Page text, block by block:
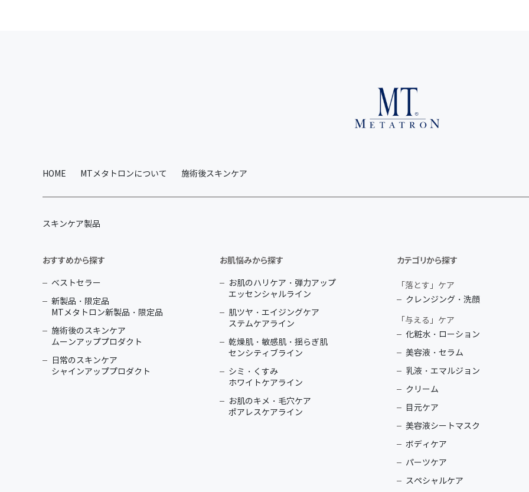
HOME MTメタトロンについて 施術後スキンケア
スキンケア製品
おすすめから探す
ベストセラー
新製品・限定品
MTメタトロン新製品・限定品
施術後のスキンケア
ムーンアッププロダクト
日常のスキンケア
シャインアッププロダクト
お肌悩みから探す
お肌のハリケア・弾力アップ
エッセンシャルライン
肌ツヤ・エイジングケア
ステムケアライン
乾燥肌・敏感肌・揺らぎ肌
センシティブライン
シミ・くすみ
ホワイトケアライン
お肌のキメ・毛穴ケア
ポアレスケアライン
カテゴリから探す
「落とす」ケア
クレンジング・洗顔
「与える」ケア
化粧水・ローション
美容液・セラム
乳液・エマルジョン
クリーム
目元ケア
美容液シートマスク
ボディケア
パーツケア
スペシャルケア